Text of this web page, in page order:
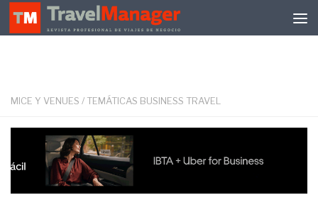
Debajo del contenido
MICE Y VENUES / TEMÁTICAS BUSINESS TRAVEL